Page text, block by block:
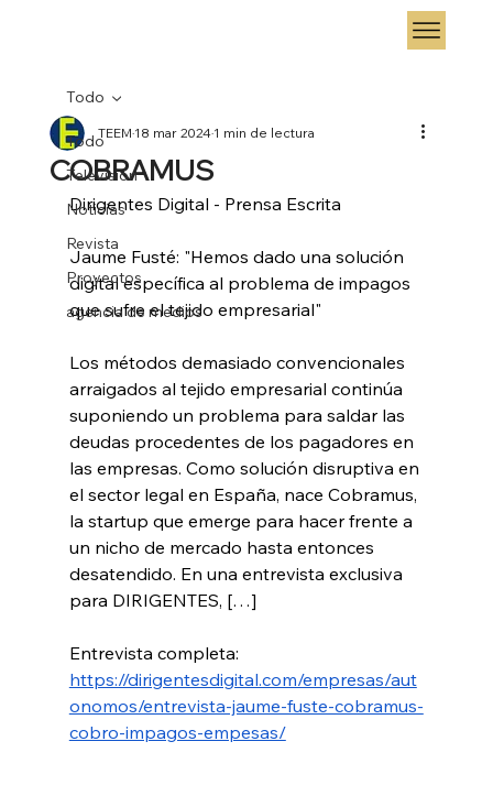
Todo
Televisión
Noticias
Revista
Proyectos
agencia de medios
Todo
COBRAMUS
TEEM18 mar 20241 min de lectura
Dirigentes Digital - Prensa Escrita
Jaume Fusté: "Hemos dado una solución
digital específica al problema de impagos
que sufre el tejido empresarial"
Los métodos demasiado convencionales
arraigados al tejido empresarial continúa
suponiendo un problema para saldar las
deudas procedentes de los pagadores en
las empresas. Como solución disruptiva en
el sector legal en España, nace Cobramus,
la startup que emerge para hacer frente a
un nicho de mercado hasta entonces
desatendido. En una entrevista exclusiva
para DIRIGENTES, […]
Entrevista completa:
https://dirigentesdigital.com/empresas/aut
onomos/entrevista-jaume-fuste-cobramus-
cobro-impagos-empesas/